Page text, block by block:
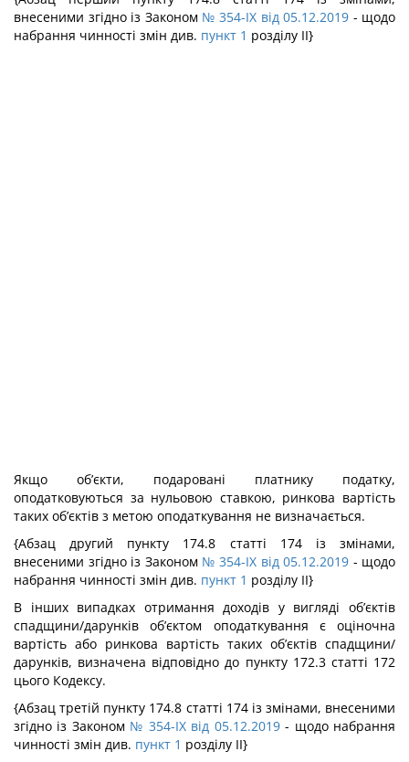
внесеними згідно із Законом № 354-IX від 05.12.2019 - щодо
набрання чинності змін див. пункт 1 розділу II}
Якщо об’єкти, подаровані платнику податку,
оподатковуються за нульовою ставкою, ринкова вартість
таких об’єктів з метою оподаткування не визначається.
{Абзац другий пункту 174.8 статті 174 із змінами,
внесеними згідно із Законом № 354-IX від 05.12.2019 - щодо
набрання чинності змін див. пункт 1 розділу II}
В інших випадках отримання доходів у вигляді об’єктів
спадщини/дарунків об’єктом оподаткування є оціночна
вартість або ринкова вартість таких об’єктів спадщини/
дарунків, визначена відповідно до пункту 172.3 статті 172
цього Кодексу.
{Абзац третій пункту 174.8 статті 174 із змінами, внесеними
згідно із Законом № 354-IX від 05.12.2019- щодо набрання
чинності змін див. пункт 1 розділу II}